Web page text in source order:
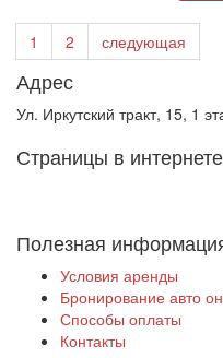
1 2 следующая
Адрес
Ул. Иркутский тракт, 15, 1
Страницы в интернете
Полезная
Условия аренды
Бронирование авто
Способы оплаты
Контакты